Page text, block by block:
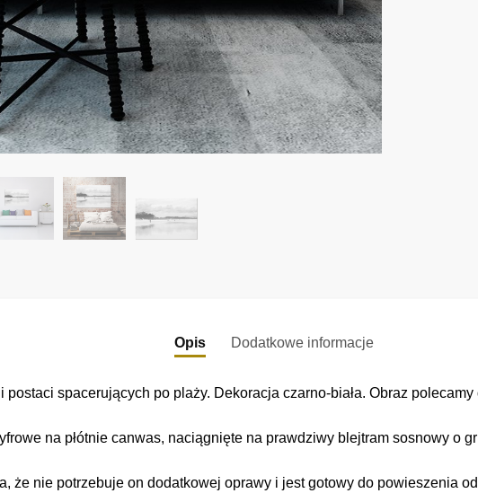
Opis Dodatkowe informacje
spacerujących po plaży. Dekoracja czarno-biała. Obraz
na płótnie canwas, naciągnięte na prawdziwy blejtram sosnowy o
że nie potrzebuje on dodatkowej oprawy i jest gotowy do powieszenia